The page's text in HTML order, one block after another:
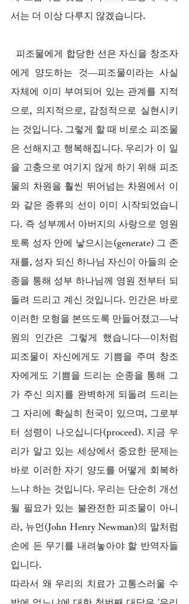
서는 더 이상 다루지 않겠습니다.
에게 양도하는 것—피조물이라는 사실
자체에 이미 부여되어 있는 관계를 지적
으로, 의지적으로, 감정적으로 실현시키
는 것입니다. 그렇게 할 때 비로소 피조물
은 선해지고 행복해집니다. 우리가 이 일
을 고충으로 여기지 않게 하기 위해 피조
물의 차원을 훨씬 뛰어넘는 차원에서 이
와 같은 종류의 선이 이미 시작되었습니
다. 즉 성부께서 아버지의 사랑으로 영원
토록 성자 안에 낳으시는(generate) 그 존
재를, 성자 되신 하나님 자신이 아들의 순
종을 통해 성부 하나님께 영원 전부터 되
돌려 드리고 계신 것입니다. 인간은 바로
이러한 모형을 본뜨도록 만들어졌고—낙
원의 인간은 그렇게 했습니다—이처럼
피조물이 자신에게도 기쁨을 주며 창조
자에게도 기쁨을 드리는 순종을 통해 그
가 주신 의지를 완벽하게 되돌려 드리는
그 자리에 확실히 천국이 있으며, 그로부
터 성령이 나오십니다(proceed). 지금 우
리가 알고 있는 세상에서 중요한 문제는
바로 이러한 자기 양도를 어떻게 회복하
느냐 하는 것입니다. 우리는 단순히 개선
될 필요가 있는 불완전한 피조물이 아니
라, 뉴먼(John Henry Newman)의 말처럼
손에 든 무기를 내려놓아야 할 반역자들
입니다.
따라서 왜 우리의 치료가 고통스러울 수